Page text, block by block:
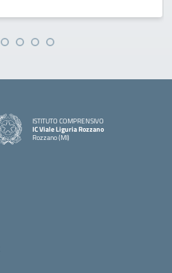
ISTITUTO COMPRENSIVO
IC Viale Liguria Rozzano
Rozzano (MI)